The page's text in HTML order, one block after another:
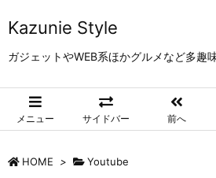
Kazunie Style
ガジェットやWEB系ほかグルメなど多趣
メニュー サイドバー 前へ
HOME > Youtube